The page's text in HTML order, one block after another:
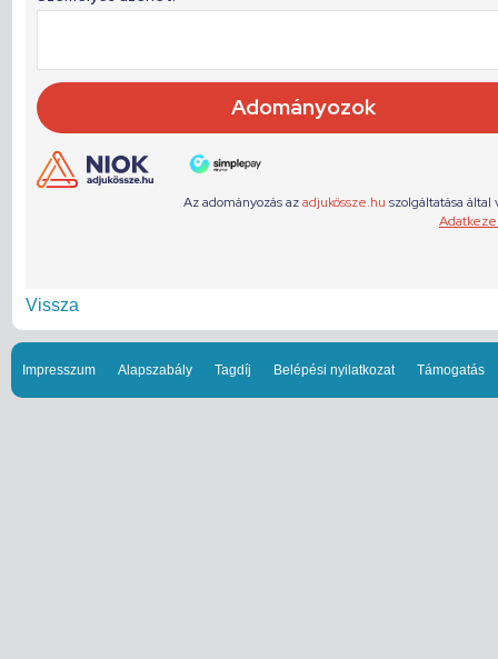
Vissza
Impresszum Alapszabály Tagdíj Belépési nyilatkozat Támogatás